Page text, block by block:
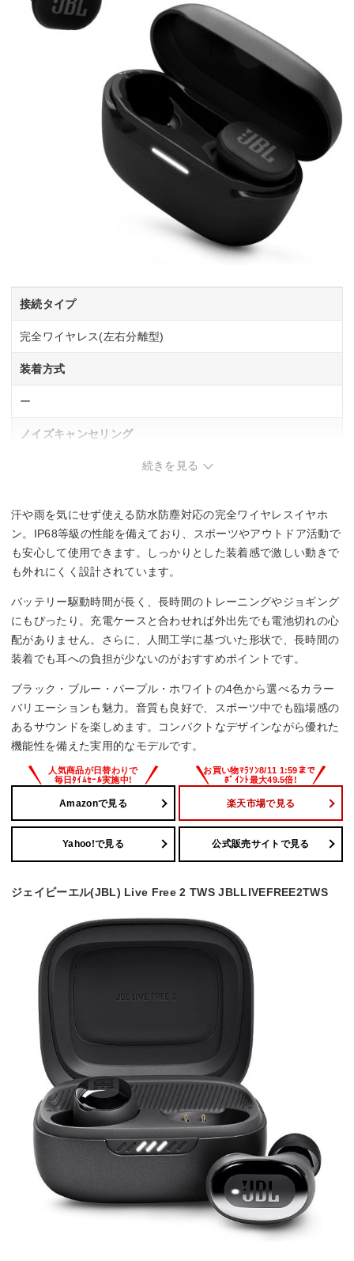
接続タイプ
完全ワイヤレス(左右分離型)
装着方式
ー
ノイズキャンセリング
◯
連続再生時間
ー
防水・防塵性能
IP68
続きを見る
汗や雨を気にせず使える防水防塵対応の完全ワイヤレスイヤホ
ン。IP68等級の性能を備えており、スポーツやアウトドア活動で
も安心して使用できます。しっかりとした装着感で激しい動きで
も外れにくく設計されています。
バッテリー駆動時間が長く、長時間のトレーニングやジョギング
にもぴったり。充電ケースと合わせれば外出先でも電池切れの心
配がありません。さらに、人間工学に基づいた形状で、長時間の
装着でも耳への負担が少ないのがおすすめポイントです。
ブラック・ブルー・パープル・ホワイトの4色から選べるカラー
バリエーションも魅力。音質も良好で、スポーツ中でも臨場感の
あるサウンドを楽しめます。コンパクトなデザインながら優れた
機能性を備えた実用的なモデルです。
Amazonで見る 楽天市場で見る
Yahoo!で見る 公式販売サイトで見る
ジェイビーエル(JBL) Live Free 2 TWS JBLLIVEFREE2TWS